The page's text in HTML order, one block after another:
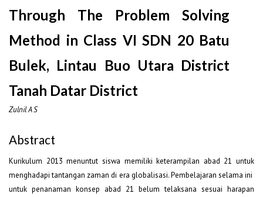
Through The Problem Solving
Method in Class VI SDN 20 Batu
Bulek, Lintau Buo Utara District
Tanah Datar District
Zulnil A S
Abstract
Kurikulum 2013 menuntut siswa memiliki keterampilan abad 21 untuk
menghadapi tantangan zaman di era globalisasi. Pembelajaran selama ini
untuk penanaman konsep abad 21 belum telaksana sesuai harapan